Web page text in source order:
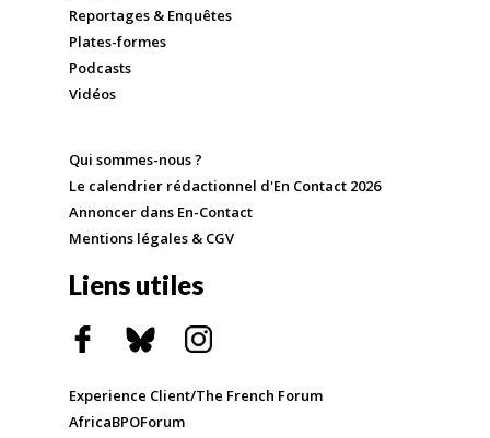
Reportages & Enquêtes
Plates-formes
Podcasts
Vidéos
Qui sommes-nous ?
Le calendrier rédactionnel d'En Contact 2026
Annoncer dans En-Contact
Mentions légales & CGV
Liens utiles
Experience Client/The French Forum
AfricaBPOForum